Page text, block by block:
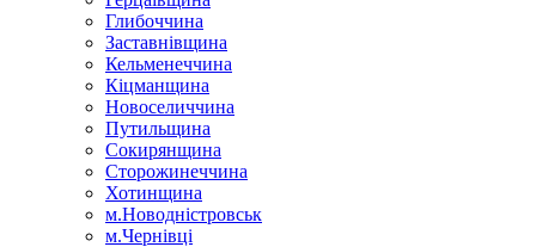
Глибоччина
Заставнівщина
Кельменеччина
Кіцманщина
Новоселиччина
Путильщина
Сокирянщина
Сторожинеччина
Хотинщина
м.Новодністровськ
м.Чернівці